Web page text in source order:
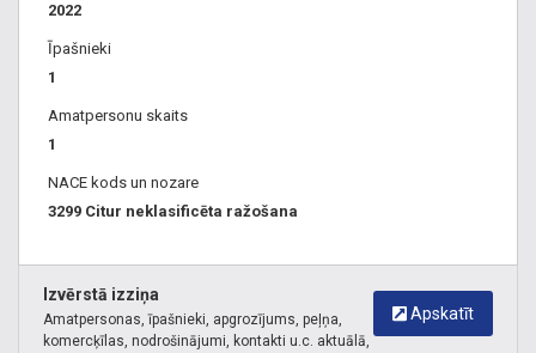
2022
Īpašnieki
1
Amatpersonu skaits
1
NACE kods un nozare
3299 Citur neklasificēta ražošana
Apskatīt
Izvērstā izziņa
Amatpersonas, īpašnieki, apgrozījums, peļņa,
komercķīlas, nodrošinājumi, kontakti u.c. aktuālā,